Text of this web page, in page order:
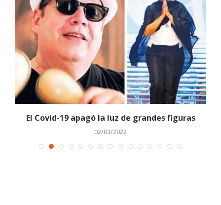
El Covid-19 apagó la luz de grandes figuras
02/03/2022